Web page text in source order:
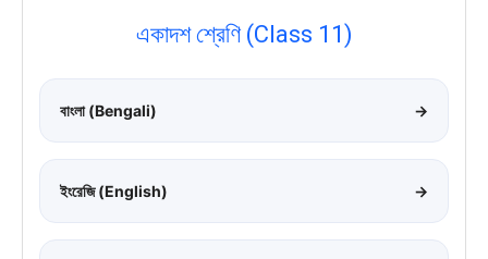
একাদশ শ্রেণি (Class 11)
বাংলা (Bengali) →
ইংরেজি (English) →